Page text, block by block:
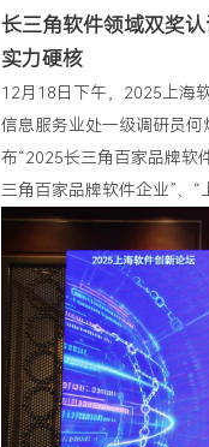
长三角软件领域双奖
实力硬核
12月18日下午，2025上海
信息服务业处一级调研员
布“2025长三角百家品牌软
三角百家品牌软件企业”、“